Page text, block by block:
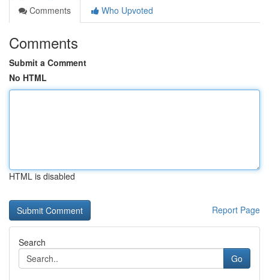
Comments
Who Upvoted
Comments
Submit a Comment
No HTML
HTML is disabled
Report Page
Search
Go